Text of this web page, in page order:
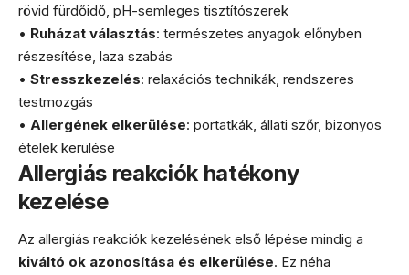
rövid fürdőidő, pH-semleges tisztítószerek
• Ruházat választás: természetes anyagok előnyben
részesítése, laza szabás
• Stresszkezelés: relaxációs technikák, rendszeres
testmozgás
• Allergének elkerülése: portatkák, állati szőr, bizonyos
ételek kerülése
Allergiás reakciók hatékony
kezelése
Az allergiás reakciók kezelésének első lépése mindig a
kiváltó ok azonosítása és elkerülése. Ez néha